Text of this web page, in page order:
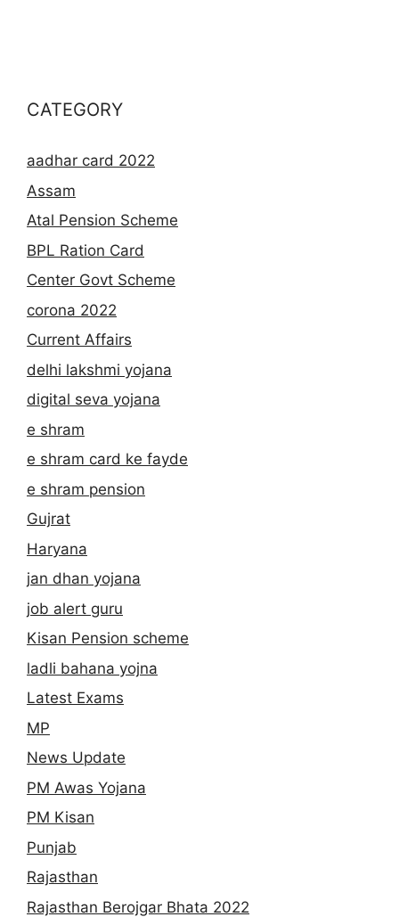
CATEGORY
aadhar card 2022
Assam
Atal Pension Scheme
BPL Ration Card
Center Govt Scheme
corona 2022
Current Affairs
delhi lakshmi yojana
digital seva yojana
e shram
e shram card ke fayde
e shram pension
Gujrat
Haryana
jan dhan yojana
job alert guru
Kisan Pension scheme
ladli bahana yojna
Latest Exams
MP
News Update
PM Awas Yojana
PM Kisan
Punjab
Rajasthan
Rajasthan Berojgar Bhata 2022